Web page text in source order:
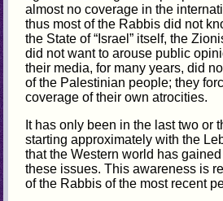
almost no coverage in the
thus most of the Rabbis did not
the State of “Israel” itself, the
did not want to arouse public
their media, for many years, did
of the Palestinian people; they
coverage of their own atrocities.
It has only been in the last two or
starting approximately with the
that the Western world has
these issues. This awareness is
of the Rabbis of the most recent